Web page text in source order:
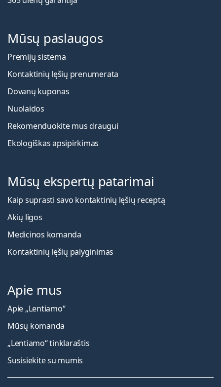
Mūsų paslaugos
Premijų sistema
Kontaktinių lęšių prenumerata
Dovanų kuponas
Nuolaidos
Rekomenduokite mus draugui
Ekologiškas apsipirkimas
Mūsų ekspertų patarimai
Kaip suprasti savo kontaktinių lęšių receptą
Akių ligos
Medicinos komanda
Kontaktinių lęšių palyginimas
Apie mus
Apie „Lentiamo“
Mūsų komanda
„Lentiamo“ tinklaraštis
Susisiekite su mumis